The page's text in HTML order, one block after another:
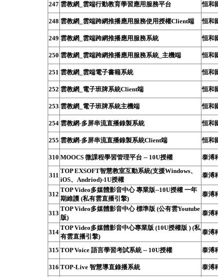
247 雲教網_雲端行動教育學習應用服務平台 恒和
248 雲教網_雲端跨網推播應用服務使用授權Client端 恒和
249 雲教網_雲端跨網推播應用服務系統 恒和
250 雲教網_雲端跨網推播應用服務系統_主機端 恒和
251 雲教網_雲端電子書籍系統 恒和
252 雲教網_電子班牌系統Client端 恒和
253 雲教網_電子班牌系統主機端 恒和
254 雲教網-多屏串流直播錄製系統 恒和
255 雲教網-多屏串流直播錄製系統Client端 恒和
310 MOOCS 微課程學習管理平台 -- 10U授權 泰溥
311
TOP EXSOFT智慧教室互動系統(支援Windows、
iOS、Andriod)-1U授權
泰溥
312
TOP Video多媒體影音中心 專業版--10U授權 一年
期維護 (私有雲直播引擎)
泰溥
313
TOP Video多媒體影音中心 標準版 (公有雲Youtube
版)
泰溥
314
TOP Video多媒體影音中心專業版 (10U授權版 ) (私
有雲直播引擎)
泰溥
315 TOP Voice 語言學習考試系統 -- 10U授權 泰溥
316 TOP-Live 智慧導直錄播系統 泰溥